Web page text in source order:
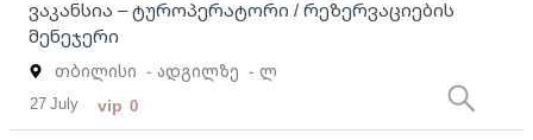
ვაკანსია – ტუროპერატორი / რეზერვაციების
მენეჯერი
თბილისი - ადგილზე - ლ
27 July vip 0